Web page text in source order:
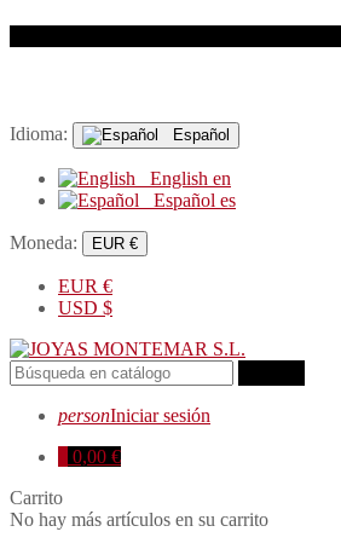
Idioma: Español
English en
Español es
Moneda: EUR €
EUR €
USD $
personIniciar sesión
0,00 €
Carrito
No hay más artículos en su carrito